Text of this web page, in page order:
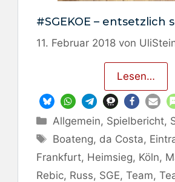
#SGEKOE – entsetzlich
11. Februar 2018 von
Lesen…
Kategorien
Allgemein, Spielbericht,
Schlagwörter
Boateng, da Costa,
Frankfurt, Heimsieg, Köln,
Rebic, Russ, SGE, Team,